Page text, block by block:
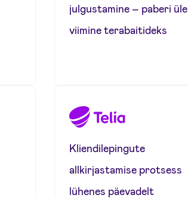
julgustamine – paberi üle
viimine terabaitideks
Kliendilepingute
allkirjastamise protsess
lühenes päevadelt